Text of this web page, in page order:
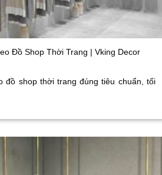
Đồ Shop Thời Trang | Vking Decor
đồ shop thời trang đúng tiêu chuẩn, tối